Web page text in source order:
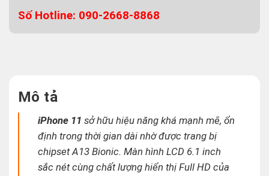
Số Hotline: 090-2668-8868
Mô tả
iPhone 11 sở hữu hiệu năng khá mạnh mẽ, ổn
định trong thời gian dài nhờ được trang bị
chipset A13 Bionic. Màn hình LCD 6.1 inch
sắc nét cùng chất lượng hiển thị Full HD của